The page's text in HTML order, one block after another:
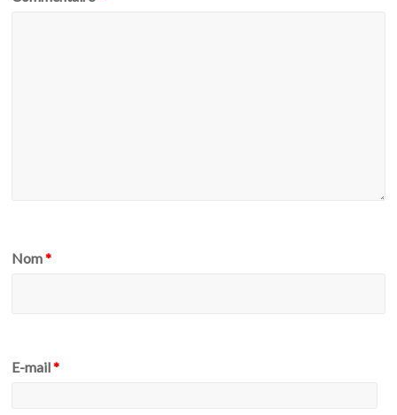
Nom*
E-mail*